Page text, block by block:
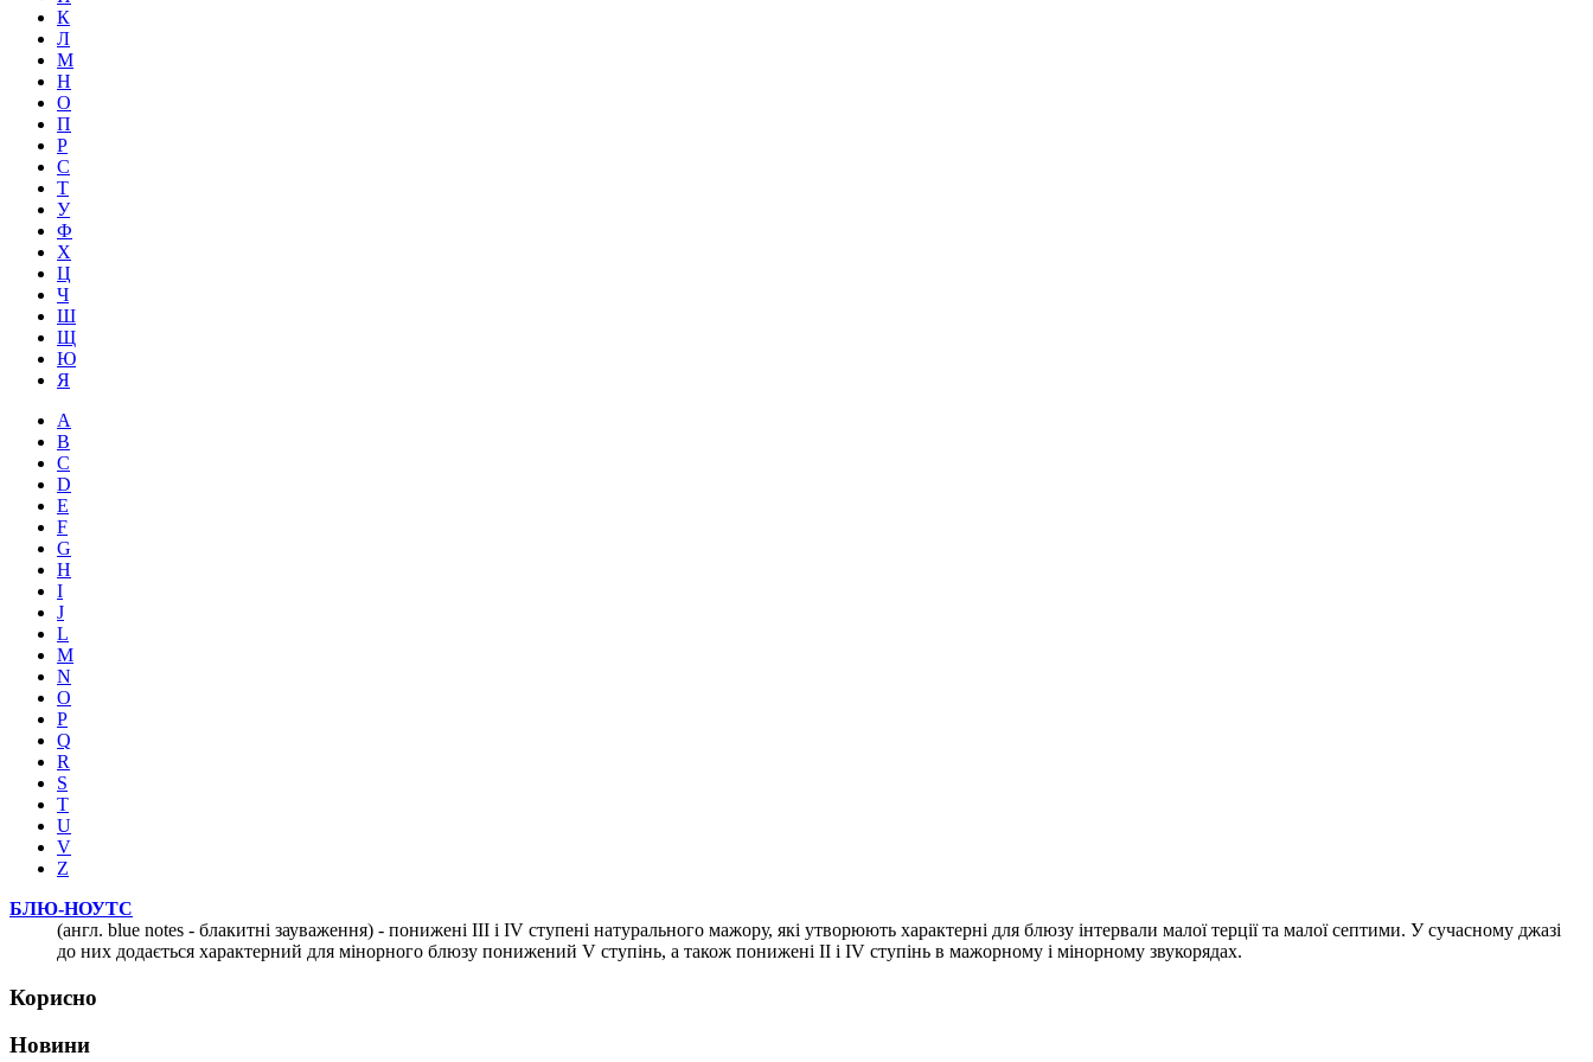
К
Л
М
Н
О
П
Р
С
Т
У
Ф
Х
Ц
Ч
Ш
Щ
Ю
Я
A
B
C
D
E
F
G
H
I
J
L
M
N
O
P
Q
R
S
T
U
V
Z
БЛЮ-НОУТС
(англ. blue notеs - блакитні зауваження) - понижені III i IV ступені натурального мажору, які утворюють характерні для блюзу інтервали малої терції та малої септими. У сучасному джазі
до них додається характерний для мінорного блюзу понижений V ступінь, а також понижені II i IV ступінь в мажорному і мінорному звукорядах.
Корисно
Новини